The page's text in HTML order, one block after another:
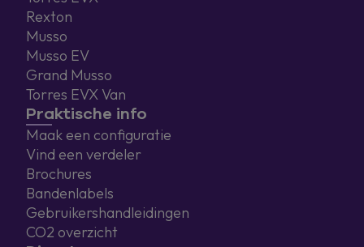
Rexton
Musso
Musso EV
Grand Musso
Torres EVX Van
Praktische info
Maak een configuratie
Vind een verdeler
Brochures
Bandenlabels
Gebruikershandleidingen
CO2 overzicht